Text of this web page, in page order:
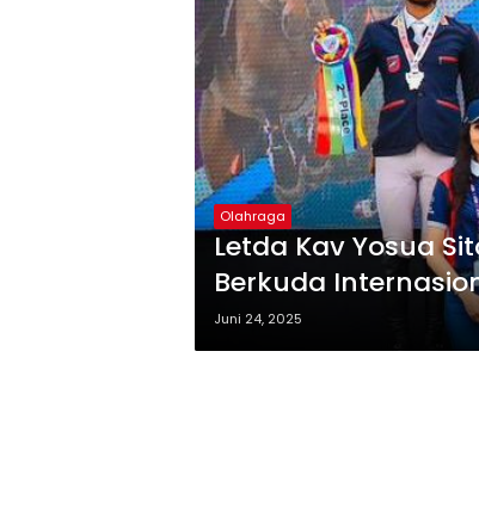
Olahraga
Letda Kav Yosua
Berkuda
Juni 24, 2025